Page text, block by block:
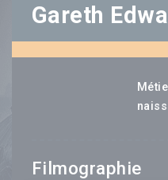
Gareth
Filmographie